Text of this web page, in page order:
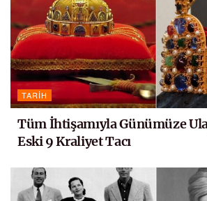
TARIH
Tüm İhtişamıyla Günümüze
Eski 9 Kraliyet Tacı